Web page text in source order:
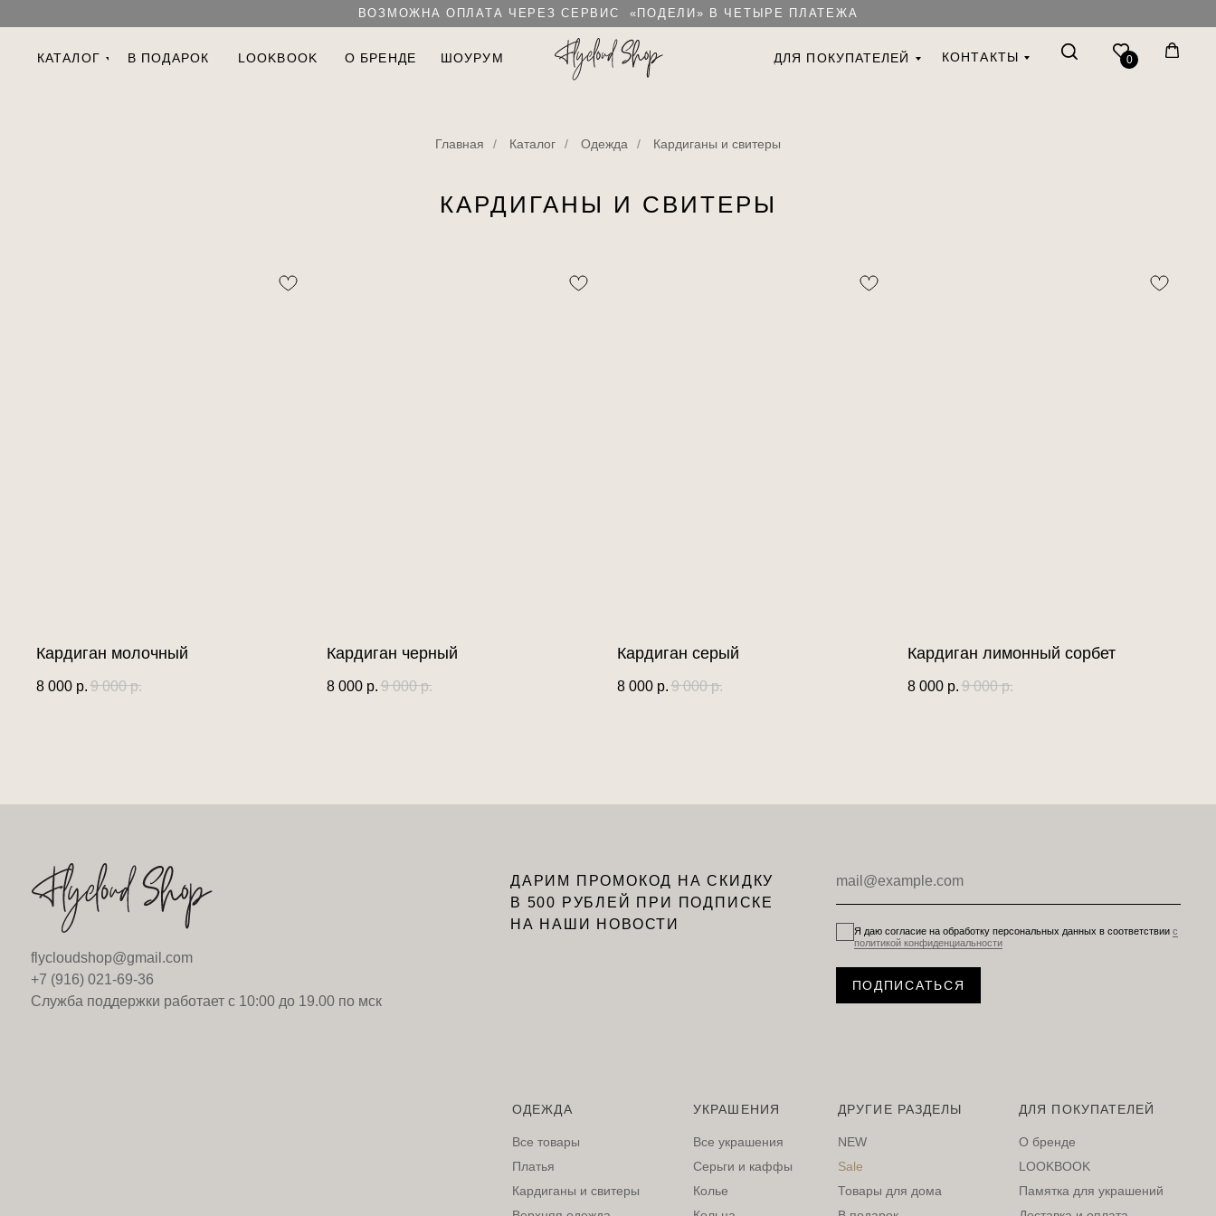
ВОЗМОЖНА ОПЛАТА ЧЕРЕЗ СЕРВИС «ПОДЕЛИ» В ЧЕТЫРЕ ПЛАТЕЖА
КАТАЛОГ В ПОДАРОК LOOKBOOK О БРЕНДЕ ШОУРУМ ДЛЯ ПОКУПАТЕЛЕЙ КОНТАКТЫ 0
Главная / Каталог / Одежда / Кардиганы и свитеры
КАРДИГАНЫ И СВИТЕРЫ
Кардиган молочный
8 000 р. 9 000 р.
Кардиган черный
8 000 р. 9 000 р.
Кардиган серый
8 000 р. 9 000 р.
Кардиган лимонный сорбет
8 000 р. 9 000 р.
flycloudshop@gmail.com
+7 (916) 021-69-36
Служба поддержки работает с 10:00 до 19.00 по мск
ОДЕЖДА УКРАШЕНИЯ ДЛЯ ПОКУПАТЕЛЕЙ
ДРУГИЕ РАЗДЕЛЫ
Все товары
Платья
Кардиганы и свитеры
Все украшения
Серьги и каффы
Колье
NEW
Sale
Товары для дома
О бренде
LOOKBOOK
Памятка для украшений
Я даю согласие на обработку персональных данных в соответствии с
политикой конфиденциальности
ПОДПИСАТЬСЯ
ДАРИМ ПРОМОКОД НА СКИДКУ
В 500 РУБЛЕЙ ПРИ ПОДПИСКЕ
НА НАШИ НОВОСТИ